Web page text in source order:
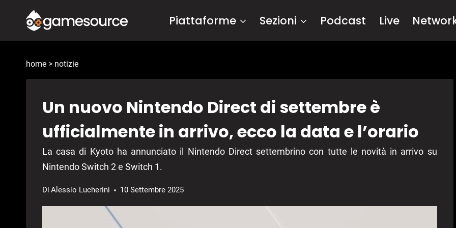
contenuto
Piattaforme Sezioni Podcast Live
home > notizie
Un nuovo Nintendo Direct di settembre è
ufficialmente in arrivo, ecco la data e l’orario
La casa di Kyoto ha annunciato il Nintendo Direct settembrino con tutte le novità in arrivo su
Nintendo Switch 2 e Switch 1.
Di Alessio Lucherini 10 Settembre 2025